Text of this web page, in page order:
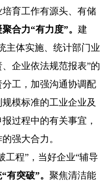
育工作有源头、有储
合力“有力度”。 建
主体实施、统计部门业
企业依法规范报表”的
工，加强沟通协调配
模标准的工业企业及
过程中的有关事宜，
强大合力。
工程” ， 当好企业“辅导
“有突破”。 聚焦清洁能